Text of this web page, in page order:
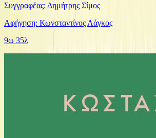
Συγγραφέας: Δημήτρης Σίμος
Αφήγηση: Κωνσταντίνος Λάγκος
9ω 35λ